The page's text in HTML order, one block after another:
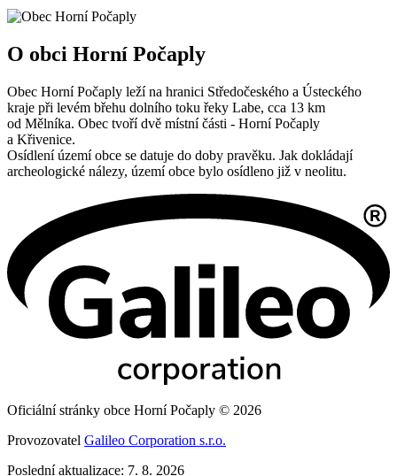
O obci Horní Počaply
Obec Horní Počaply leží na hranici Středočeského a Ústeckého
kraje při levém břehu dolního toku řeky Labe, cca 13 km
od Mělníka. Obec tvoří dvě místní části - Horní Počaply
a Křivenice.
Osídlení území obce se datuje do doby pravěku. Jak dokládají
archeologické nálezy, území obce bylo osídleno již v neolitu.
Oficiální stránky obce Horní Počaply © 2026
Provozovatel Galileo Corporation s.r.o.
Poslední aktualizace: 7. 8. 2026